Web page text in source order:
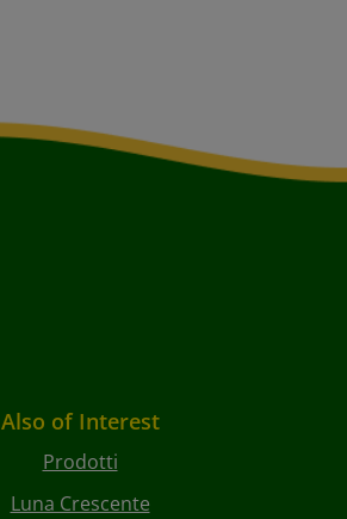
Also of Interest
Prodotti
Luna Crescente